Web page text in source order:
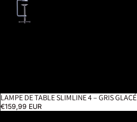
LAMPE DE TABLE SLIMLINE 4 – GRIS GLACÉ
€159,99 EUR